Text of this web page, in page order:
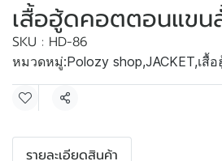
เสื้อฮู้ดคอตตอนแขน
SKU : HD-86
หมวดหมู่:Polozy shop,JACKET,เสื้
แชร์
รายละเอียดสินค้า